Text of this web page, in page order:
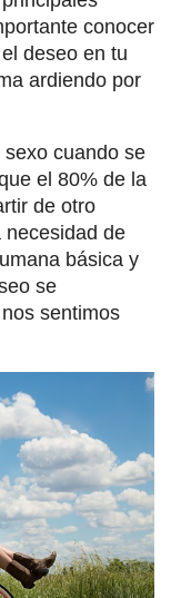
conocer
deseo en tu
ardiendo por
cuando se
el 80% de la
de otro
necesidad de
básica y
se
sentimos